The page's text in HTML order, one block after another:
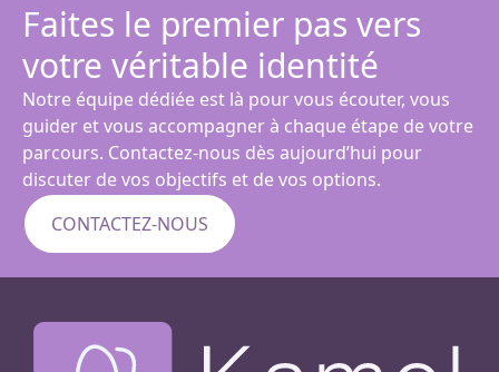
Faites le premier pas vers
votre véritable identité
Notre équipe dédiée est là pour vous écouter, vous
guider et vous accompagner à chaque étape de votre
parcours. Contactez-nous dès aujourd’hui pour
discuter de vos objectifs et de vos options.
CONTACTEZ-NOUS